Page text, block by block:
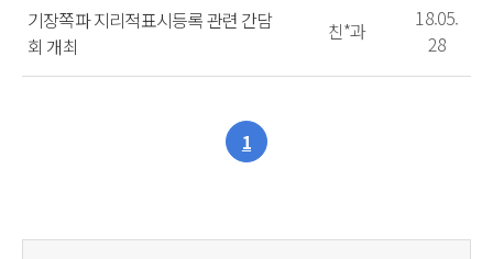
기장쪽파 지리적표시등록 관련 간담
회 개최
친*과
18.05.
28
1